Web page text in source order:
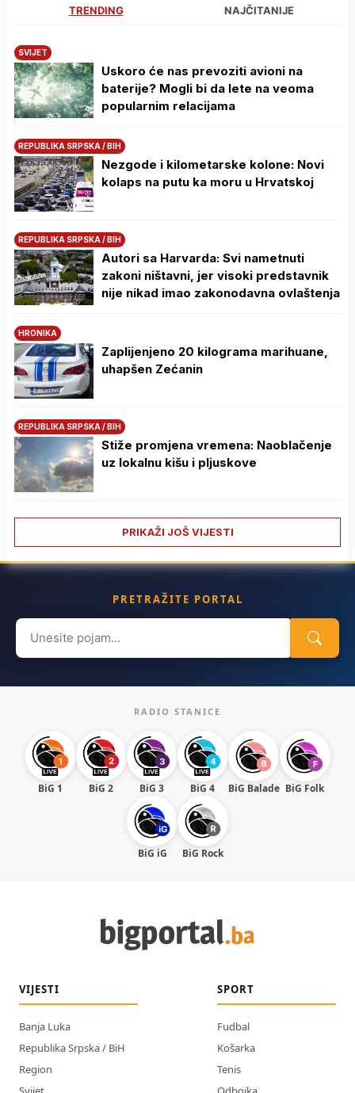
TRENDING NAJČITANIJE
SVIJET
Uskoro će nas prevoziti avioni na
baterije? Mogli bi da lete na veoma
popularnim relacijama
REPUBLIKA SRPSKA / BIH
Nezgode i kilometarske kolone: Novi
kolaps na putu ka moru u Hrvatskoj
REPUBLIKA SRPSKA / BIH
Autori sa Harvarda: Svi nametnuti
zakoni ništavni, jer visoki predstavnik
nije nikad imao zakonodavna ovlaštenja
HRONIKA
Zaplijenjeno 20 kilograma marihuane,
uhapšen Zećanin
REPUBLIKA SRPSKA / BIH
Stiže promjena vremena: Naoblačenje
uz lokalnu kišu i pljuskove
PRIKAŽI JOŠ VIJESTI
PRETRAŽITE PORTAL
Search
for:
RADIO STANICE
BiG 1 BiG 2 BiG 3 BiG 4 BiG Balade BiG Folk
BiG iG BiG Rock
VIJESTI
Banja Luka
Republika Srpska / BiH
Region
SPORT
Fudbal
Košarka
Tenis